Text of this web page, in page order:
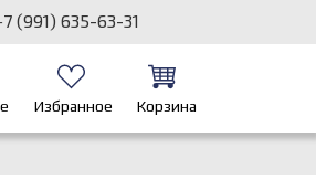
(991) 635-63-31
Избранное Корзина